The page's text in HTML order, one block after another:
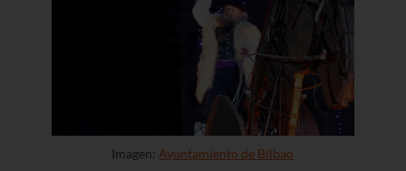
Imagen: Ayuntamiento de Bilbao